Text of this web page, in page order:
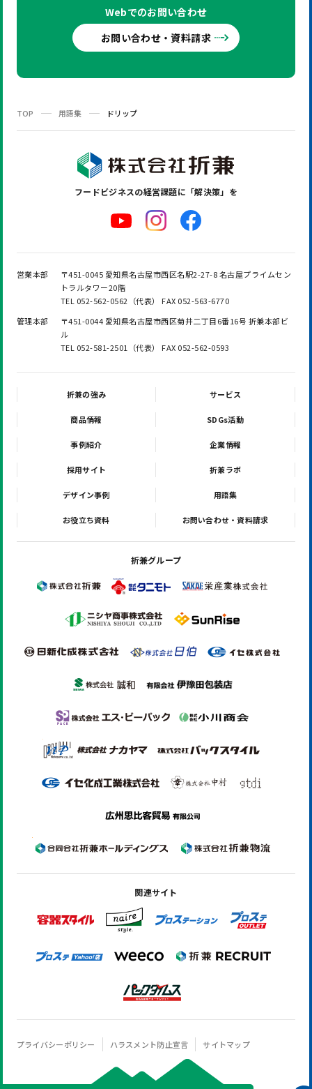
Webでのお問い合わせ
お問い合わせ・資料請求
TOP 用語集 ドリップ
フードビジネスの経営課題に「解決策」を
営業本部
〒451-0045 愛知県名古屋市西区名駅2-27-8 名古屋プライムセン
トラルタワー20階
TEL 052-562-0562（代表） FAX 052-563-6770
管理本部
〒451-0044 愛知県名古屋市西区菊井二丁目6番16号 折兼本部ビ
ル
TEL 052-581-2501（代表） FAX 052-562-0593
折兼の強み サービス
商品情報 SDGs活動
事例紹介 企業情報
採用サイト 折兼ラボ
デザイン事例 用語集
お役立ち資料 お問い合わせ・資料請求
折兼グループ
関連サイト
プライバシーポリシー ハラスメント防止宣言 サイトマップ